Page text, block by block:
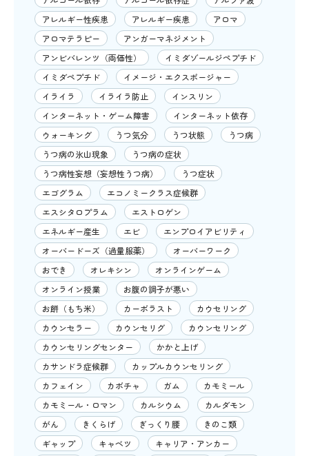
アレルギー性疾患
アレルギー疾患
アロマ
アロマテラピー
アンガーマネジメント
アンビバレンツ（両価性）
イミダゾールジペプチド
イミダペプチド
イメージ・エクスポージャー
イライラ
イライラ防止
インスリン
インターネット・ゲーム障害
インターネット依存
ウォーキング
うつ気分 うつ状態
うつ病
うつ病の氷山現象
うつ病の症状
うつ病性妄想（妄想性うつ病）
うつ症状
エゴグラム
エコノミークラス症候群
エスシタロプラム
エストロゲン
エネルギー産生
エビ
エンプロイアビリティ
オーバードーズ（過量服薬）
オーバーワーク
おでき
オレキシン
オンラインゲーム
オンライン授業
お腹の調子が悪い
お餅（もち米）
カーボラスト
カウセリング
カウンセラー
カウンセリグ
カウンセリング
カウンセリングセンター
かかと上げ
カサンドラ症候群
カップルカウンセリング
カフェイン
カボチャ ガム
カモミール
カモミール・ロマン
カルシウム
カルダモン
がん
きくらげ ぎっくり腰
きのこ類
ギャップ
キャベツ
キャリア・アンカー